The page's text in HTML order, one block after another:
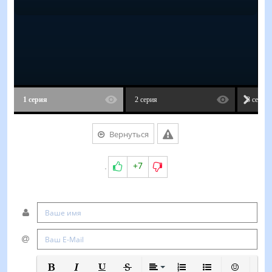
1 серия 2 серия 3 серия
Вернуться
+7